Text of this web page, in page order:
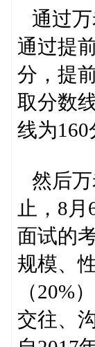
通过万
通过提
分，提
取分数
线为
然后万
止，8
面试的
规模、
（20%
交往、